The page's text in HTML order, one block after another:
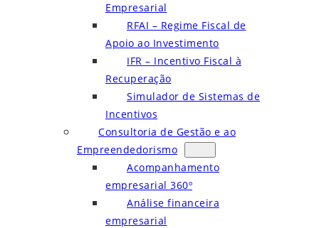
Empresarial
RFAI – Regime Fiscal de
Apoio ao Investimento
IFR – Incentivo Fiscal à
Recuperação
Simulador de Sistemas de
Incentivos
Consultoria de Gestão e ao
Empreendedorismo
Acompanhamento
empresarial 360º
Análise financeira
empresarial